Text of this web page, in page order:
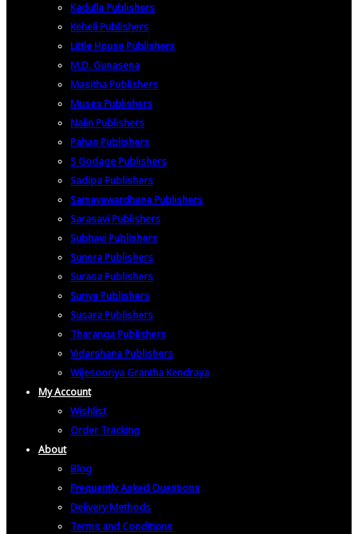
Kadulla Publishers
Keheli Publishers
Little House Publishers
M.D. Gunasena
Masitha Publishers
Muses Publishers
Nalin Publishers
Pahan Publishers
S Godage Publishers
Sadipa Publishers
Samayawardhana Publishers
Sarasavi Publishers
Subhavi Publishers
Sunera Publishers
Surasa Publishers
Suriya Publishers
Susara Publishers
Tharanga Publishers
Vidarshana Publishers
Wijesooriya Grantha Kendraya
My Account
Wishlist
Order Tracking
About
Blog
Frequently Asked Questions
Delivery Methods
Terms and Conditions